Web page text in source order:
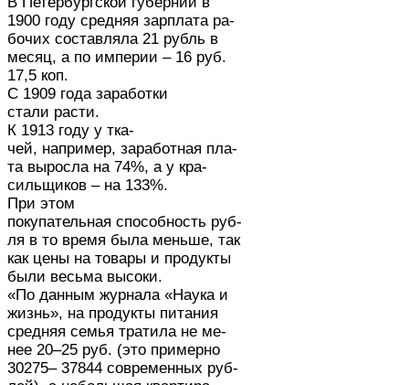
1900 году средняя зарплата ра-
бочих составляла 21 рубль в
месяц, а по империи – 16 руб.
17,5 коп.
С 1909 года заработки
стали расти.
К 1913 году у тка-
чей, например, заработная пла-
та выросла на 74%, а у кра-
сильщиков – на 133%.
При этом
покупательная способность руб-
ля в то время была меньше, так
как цены на товары и продукты
были весьма высоки.
«По данным журнала «Наука и
жизнь», на продукты питания
средняя семья тратила не ме-
нее 20–25 руб. (это примерно
30275– 37844 современных руб-